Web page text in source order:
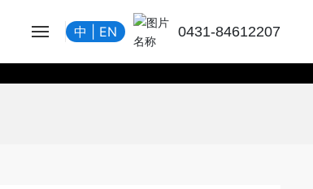
中 EN 0431-84612207